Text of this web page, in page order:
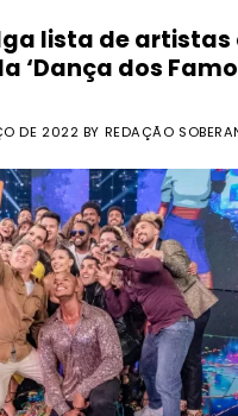
lista de artistas
‘Dança dos
DE 2022 BY REDAÇÃO